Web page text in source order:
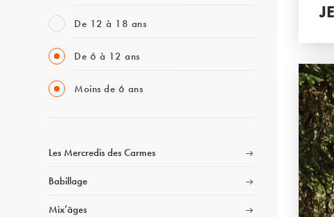
De 12 à 18 ans
De 6 à 12 ans
Moins de 6 ans
Les Mercredis des Carmes
Babillage
Mix’âges